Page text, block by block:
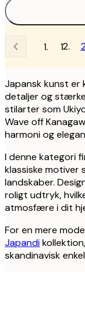
1
Japansk kunst er
detaljer og
stilarter som
Wave off
harmoni og
I denne kategori
klassiske motiver
landskaber.
roligt udtryk,
atmosfære i dit
For en mere
Japandi
skandinavisk